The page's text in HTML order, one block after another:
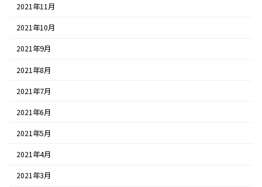
2021年11月
2021年10月
2021年9月
2021年8月
2021年7月
2021年6月
2021年5月
2021年4月
2021年3月